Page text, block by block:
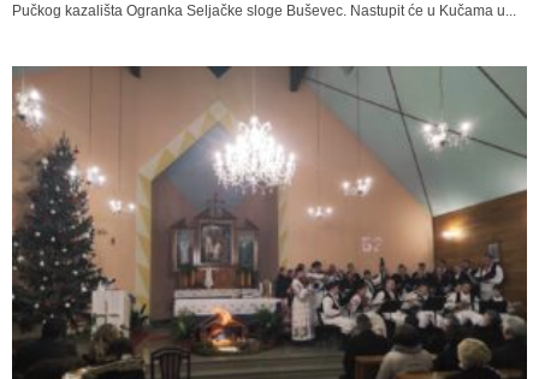
Pučkog kazališta Ogranka Seljačke sloge Buševec. Nastupit će u Kučama u...